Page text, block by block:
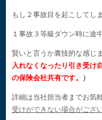
もし２事故目を起こしてし
１事故３等級ダウン時に途
賢いと言うか裏技的な感じ
入れなくなったり引き受け
の保険会社共有です。
）
詳細は当社担当者までお気
受けができない場合がござ